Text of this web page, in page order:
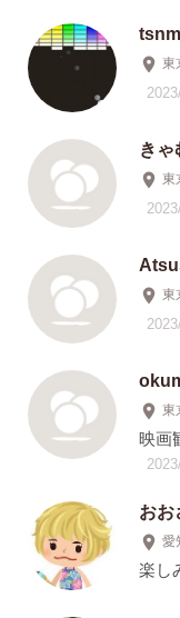
東
きゃ
東
東
東
映画
おお
愛
楽し